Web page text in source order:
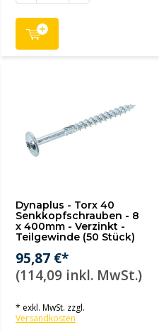
Dynaplus - Torx 40
Senkkopfschrauben - 8
x 400mm - Verzinkt -
Teilgewinde (50 Stück)
95,87 €*
(114,09 inkl. MwSt.)
* exkl. MwSt. zzgl.
Versandkosten